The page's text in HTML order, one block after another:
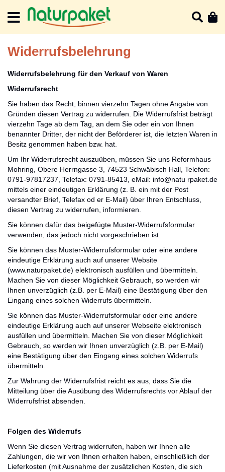
zum
Inhalt
Widerrufsbelehrung
Widerrufsbelehrung für den Verkauf von Waren
Widerrufsrecht
Sie haben das Recht, binnen vierzehn Tagen ohne Angabe von
Gründen diesen Vertrag zu widerrufen. Die Widerrufsfrist beträgt
vierzehn Tage ab dem Tag, an dem Sie oder ein von Ihnen
benannter Dritter, der nicht der Beförderer ist, die letzten Waren in
Besitz genommen haben bzw. hat.
Um Ihr Widerrufsrecht auszuüben, müssen Sie uns Reformhaus
Mohring, Obere Herrngasse 3, 74523 Schwäbisch Hall, Telefon:
0791-97817237, Telefax: 0791-85413, eMail: info@natu rpaket.de
mittels einer eindeutigen Erklärung (z. B. ein mit der Post
versandter Brief, Telefax od er E-Mail) über Ihren Entschluss,
diesen Vertrag zu widerrufen, informieren.
Sie können dafür das beigefügte Muster-Widerrufsformular
verwenden, das jedoch nicht vorgeschrieben ist.
Sie können das Muster-Widerrufsformular oder eine andere
eindeutige Erklärung auch auf unserer Website
(www.naturpaket.de) elektronisch ausfüllen und übermitteln.
Machen Sie von dieser Möglichkeit Gebrauch, so werden wir
Ihnen unverzüglich (z.B. per E-Mail) eine Bestätigung über den
Eingang eines solchen Widerrufs übermitteln.
Sie können das Muster-Widerrufsformular oder eine andere
eindeutige Erklärung auch auf unserer Webseite elektronisch
ausfüllen und übermitteln. Machen Sie von dieser Möglichkeit
Gebrauch, so werden wir Ihnen unverzüglich (z.B. per E-Mail)
eine Bestätigung über den Eingang eines solchen Widerrufs
übermitteln.
Zur Wahrung der Widerrufsfrist reicht es aus, dass Sie die
Mitteilung über die Ausübung des Widerrufsrechts vor Ablauf der
Widerrufsfrist absenden.
Folgen des Widerrufs
Wenn Sie diesen Vertrag widerrufen, haben wir Ihnen alle
Zahlungen, die wir von Ihnen erhalten haben, einschließlich der
Lieferkosten (mit Ausnahme der zusätzlichen Kosten, die sich